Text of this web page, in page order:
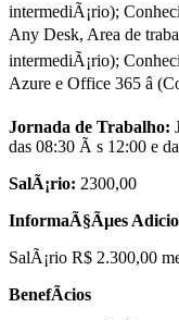
intermediÃ¡rio);
Any Desk, Area de
intermediÃ¡rio);
Azure e Office 365 â
Jornada de Trabalho:
das 08:30 Ã s 12:00 e
SalÃ¡rio: 2300,00
InformaÃ§Ãµes
SalÃ¡rio R$ 2.300,00
BenefÃ­cios